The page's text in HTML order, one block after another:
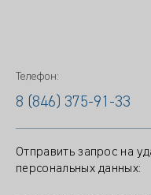
Телефон:
8 (846) 375-91-33
Отправить запрос на
персональных данных: